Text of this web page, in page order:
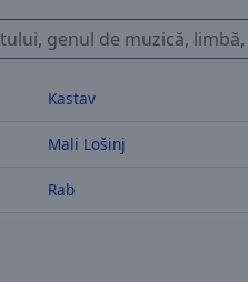
Kastav
Mali Lošinj
Rab